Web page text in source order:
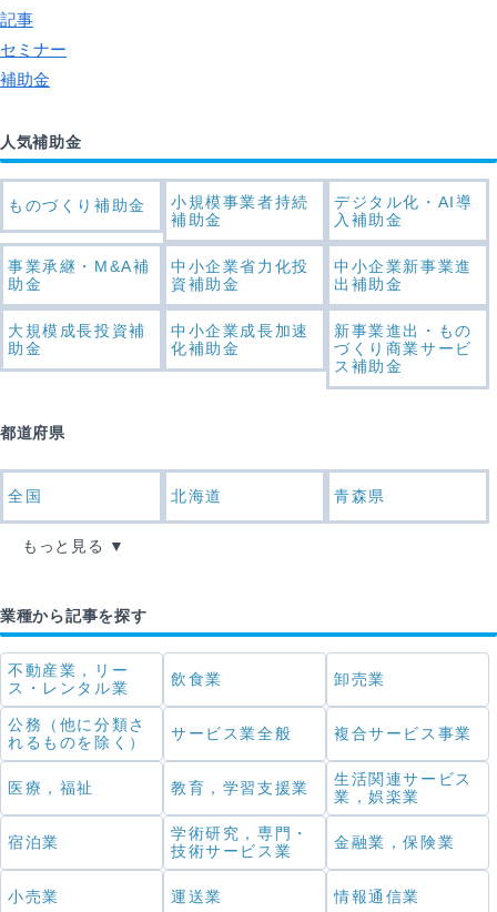
記事
セミナー
補助金
人気補助金
ものづくり補助金
小規模事業者持続
補助金
デジタル化・AI導
入補助金
事業承継・M&A補
助金
中小企業省力化投
資補助金
中小企業新事業進
出補助金
大規模成長投資補
助金
中小企業成長加速
化補助金
新事業進出・もの
づくり商業サービ
ス補助金
都道府県
全国 北海道 青森県
もっと見る
業種から記事を探す
不動産業，リー
ス・レンタル業
飲食業 卸売業
公務（他に分類さ
れるものを除く）
サービス業全般 複合サービス事業
医療，福祉 教育，学習支援業
生活関連サービス
業，娯楽業
宿泊業
学術研究，専門・
技術サービス業
金融業，保険業
小売業 運送業 情報通信業